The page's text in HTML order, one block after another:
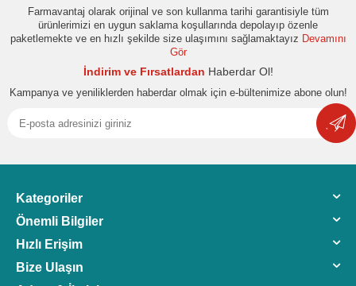
Farmavantaj olarak orijinal ve son kullanma tarihi garantisiyle tüm
ürünlerimizi en uygun saklama koşullarında depolayıp özenle
paketlemekte ve en hızlı şekilde size ulaşımını sağlamaktayız Devamını
Gör
İndirim ve Fırsatlardan Haberdar Ol!
Kampanya ve yeniliklerden haberdar olmak için e-bültenimize abone olun!
Kategoriler
Önemli Bilgiler
Hızlı Erişim
Bize Ulaşın